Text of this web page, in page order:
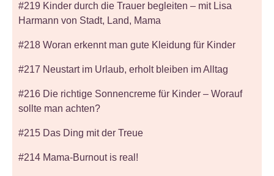
#219 Kinder durch die Trauer begleiten – mit Lisa
Harmann von Stadt, Land, Mama
#218 Woran erkennt man gute Kleidung für Kinder
#217 Neustart im Urlaub, erholt bleiben im Alltag
#216 Die richtige Sonnencreme für Kinder – Worauf
sollte man achten?
#215 Das Ding mit der Treue
#214 Mama-Burnout is real!